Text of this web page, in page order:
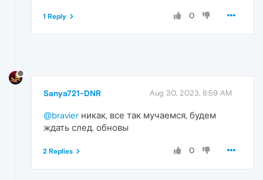
0
1 Reply
Sanya721-DNR Aug 30, 2023, 8:59 AM
@bravier никак, все так мучаемся, будем
ждать след. обновы
0
2 Replies